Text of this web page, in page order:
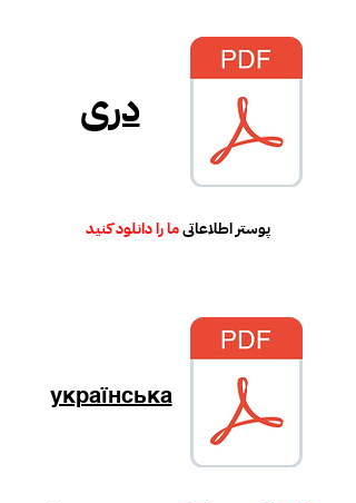
دری
پوستر اطلاعاتیما را دانلود کنید
українська